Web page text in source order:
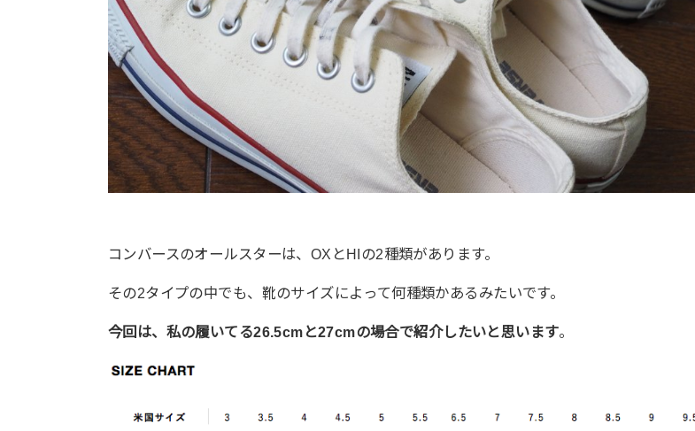
コンバースのオールスターは、OXとHIの2種類があります。
その2タイプの中でも、靴のサイズによって何種類かあるみたいです。
今回は、私の履いてる26.5cmと27cmの場合で紹介したいと思います。